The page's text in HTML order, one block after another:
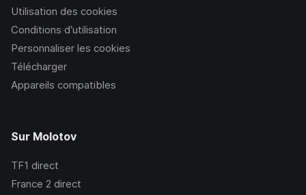
Utilisation des cookies
Conditions d’utilisation
Personnaliser les cookies
Télécharger
Appareils compatibles
Sur Molotov
TF1 direct
France 2 direct